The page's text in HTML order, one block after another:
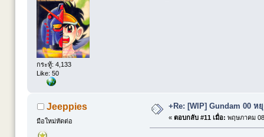
กระทู้: 4,133
Like: 50
Jeeppies
มือใหม่หัดต่อ
+Re: [WIP] Gundam 00 ห
« ตอบกลับ #11 เมื่อ: พฤษภาคม